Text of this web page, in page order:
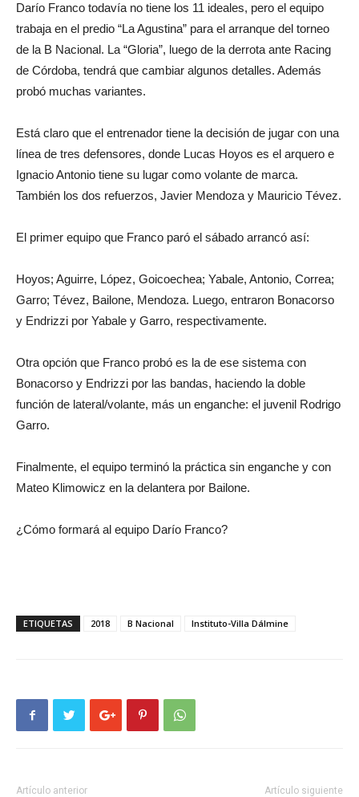
Darío Franco todavía no tiene los 11 ideales, pero el equipo
trabaja en el predio “La Agustina” para el arranque del torneo
de la B Nacional. La “Gloria”, luego de la derrota ante Racing
de Córdoba, tendrá que cambiar algunos detalles. Además
probó muchas variantes.
Está claro que el entrenador tiene la decisión de jugar con una
línea de tres defensores, donde Lucas Hoyos es el arquero e
Ignacio Antonio tiene su lugar como volante de marca.
También los dos refuerzos, Javier Mendoza y Mauricio Tévez.
El primer equipo que Franco paró el sábado arrancó así:
Hoyos; Aguirre, López, Goicoechea; Yabale, Antonio, Correa;
Garro; Tévez, Bailone, Mendoza. Luego, entraron Bonacorso
y Endrizzi por Yabale y Garro, respectivamente.
Otra opción que Franco probó es la de ese sistema con
Bonacorso y Endrizzi por las bandas, haciendo la doble
función de lateral/volante, más un enganche: el juvenil Rodrigo
Garro.
Finalmente, el equipo terminó la práctica sin enganche y con
Mateo Klimowicz en la delantera por Bailone.
¿Cómo formará al equipo Darío Franco?
ETIQUETAS 2018 B Nacional Instituto-Villa Dálmine
Artículo anterior Artículo siguiente